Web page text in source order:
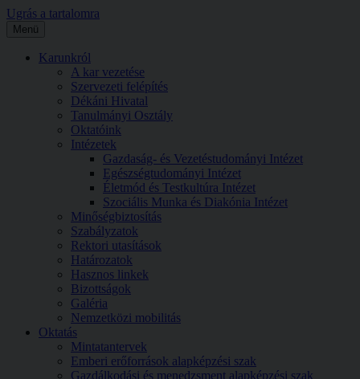
Ugrás a tartalomra
Menü
Karunkról
A kar vezetése
Szervezeti felépítés
Dékáni Hivatal
Tanulmányi Osztály
Oktatóink
Intézetek
Gazdaság- és Vezetéstudományi Intézet
Egészségtudományi Intézet
Életmód és Testkultúra Intézet
Szociális Munka és Diakónia Intézet
Minőségbiztosítás
Szabályzatok
Rektori utasítások
Határozatok
Hasznos linkek
Bizottságok
Galéria
Nemzetközi mobilitás
Oktatás
Mintatantervek
Emberi erőforrások alapképzési szak
Gazdálkodási és menedzsment alapképzési szak